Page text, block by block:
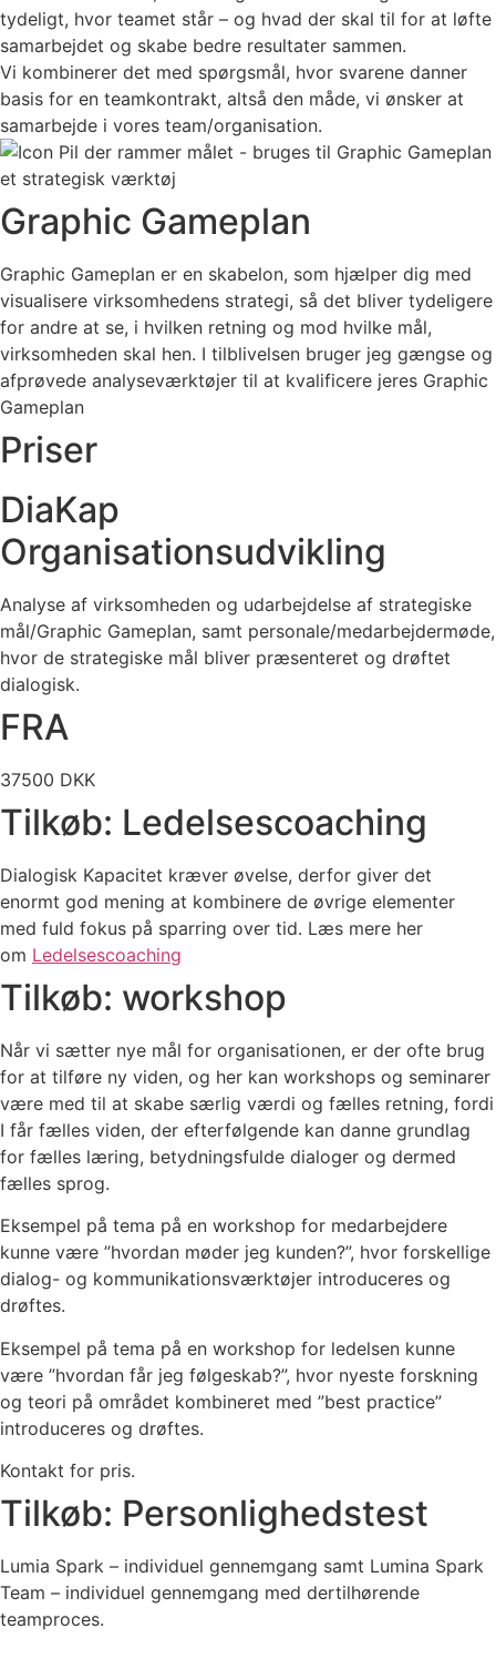
tydeligt, hvor teamet står – og hvad der skal til for at løfte
samarbejdet og skabe bedre resultater sammen.
Vi kombinerer det med spørgsmål, hvor svarene danner
basis for en teamkontrakt, altså den måde, vi ønsker at
samarbejde i vores team/organisation.
Graphic Gameplan
Graphic Gameplan er en skabelon, som hjælper dig med
visualisere virksomhedens strategi, så det bliver tydeligere
for andre at se, i hvilken retning og mod hvilke mål,
virksomheden skal hen. I tilblivelsen bruger jeg gængse og
afprøvede analyseværktøjer til at kvalificere jeres Graphic
Gameplan
Priser
DiaKap
Organisationsudvikling
Analyse af virksomheden og udarbejdelse af strategiske
mål/Graphic Gameplan, samt personale/medarbejdermøde,
hvor de strategiske mål bliver præsenteret og drøftet
dialogisk.
FRA
37500 DKK
Tilkøb: Ledelsescoaching
Dialogisk Kapacitet kræver øvelse, derfor giver det
enormt god mening at kombinere de øvrige elementer
med fuld fokus på sparring over tid. Læs mere her
om Ledelsescoaching
Tilkøb: workshop
Når vi sætter nye mål for organisationen, er der ofte brug
for at tilføre ny viden, og her kan workshops og seminarer
være med til at skabe særlig værdi og fælles retning, fordi
I får fælles viden, der efterfølgende kan danne grundlag
for fælles læring, betydningsfulde dialoger og dermed
fælles sprog.
Eksempel på tema på en workshop for medarbejdere
kunne være ”hvordan møder jeg kunden?”, hvor forskellige
dialog- og kommunikationsværktøjer introduceres og
drøftes.
Eksempel på tema på en workshop for ledelsen kunne
være ”hvordan får jeg følgeskab?”, hvor nyeste forskning
og teori på området kombineret med ”best practice”
introduceres og drøftes.
Kontakt for pris.
Tilkøb: Personlighedstest
Lumia Spark – individuel gennemgang samt Lumina Spark
Team – individuel gennemgang med dertilhørende
teamproces.